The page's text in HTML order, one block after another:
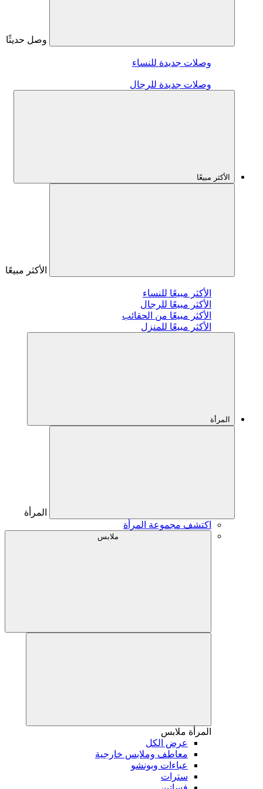
وصل حديثًا
وصلات جديدة للنساء
وصلات جديدة للرجال
الأكثر مبيعًا
الأكثر مبيعًا
الأكثر مبيعًا للنساء
الأكثر مبيعًا للرجال
الأكثر مبيعًا من الحقائب
الأكثر مبيعًا للمنزل
المرأة
المرأة
اكتشف مجموعة المرأة
ملابس
المرأة ملابس
عرض الكل
معاطف وملابس خارجية
عباءات وبونشو
سترات